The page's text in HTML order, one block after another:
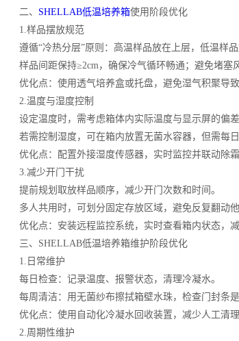
二、 SHELLAB低温培养箱使用阶段优化
1.样品摆放规范
遵循“冷热分层”原则：高温样品放在上层，低温样品
样品间距保持≥2cm，确保冷气循环畅通；避免堵塞风
优化点：使用透气培养盒或托盘，避免湿气积聚导致
2.温度与湿度控制
设定温度时，需考虑箱体内实际温度与显示屏的偏差
若需控制湿度，可在箱内放置无菌水容器，但需每日
优化点：配置外接湿度传感器，实时监控并联动除霜
3.减少开门干扰
提前规划取放样品顺序，减少开门次数和时间。
多人共用时，可划分固定存放区域，避免反复翻动他
优化点：安装远程监控系统，实时查看箱内状态，减
三、SHELLAB低温培养箱维护阶段优化
1.日常维护
每日检查：记录温度、报警状态，清理冷凝水。
每周清洁：用无菌纱布擦拭箱壁水珠，检查门封条是
优化点：使用自动化冷凝水回收装置，减少人工清理
2.周期性维护